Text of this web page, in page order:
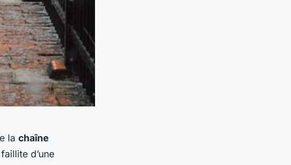
la chaîne
d’une